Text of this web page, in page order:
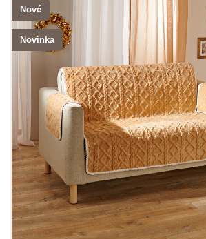
Nové
Novinka